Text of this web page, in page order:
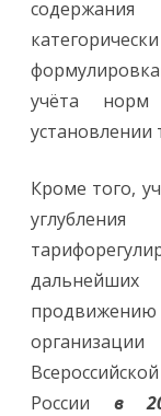
учёта норм
установлении
Кроме того,
России в